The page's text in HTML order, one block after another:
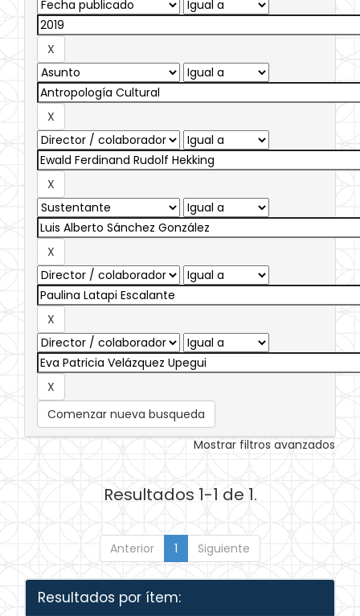
Comenzar nueva busqueda
Mostrar filtros avanzados
Resultados 1-1 de 1.
Anterior 1 Siguiente
Resultados por ítem: